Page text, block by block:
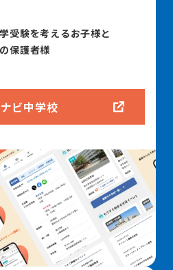
受験を考えるお子様と
保護者様
ビ中学校